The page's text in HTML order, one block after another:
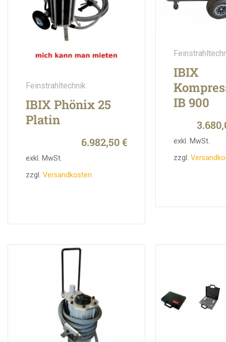
Feinstrahltechnik
IBIX Phönix 25
Platin
6.982,50€
exkl. MwSt.
zzgl. Versandkosten
IBIX
IB 900
exkl. MwSt.
zzgl.